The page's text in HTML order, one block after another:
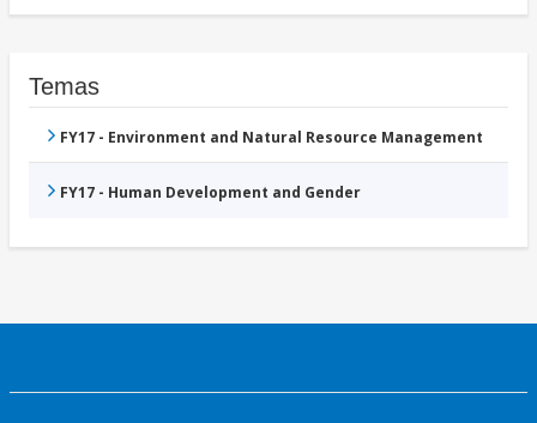
Temas
FY17 - Environment and Natural Resource Management
FY17 - Human Development and Gender